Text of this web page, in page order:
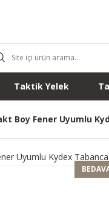
Taktik Yelek
Boy Fener Uyumlu